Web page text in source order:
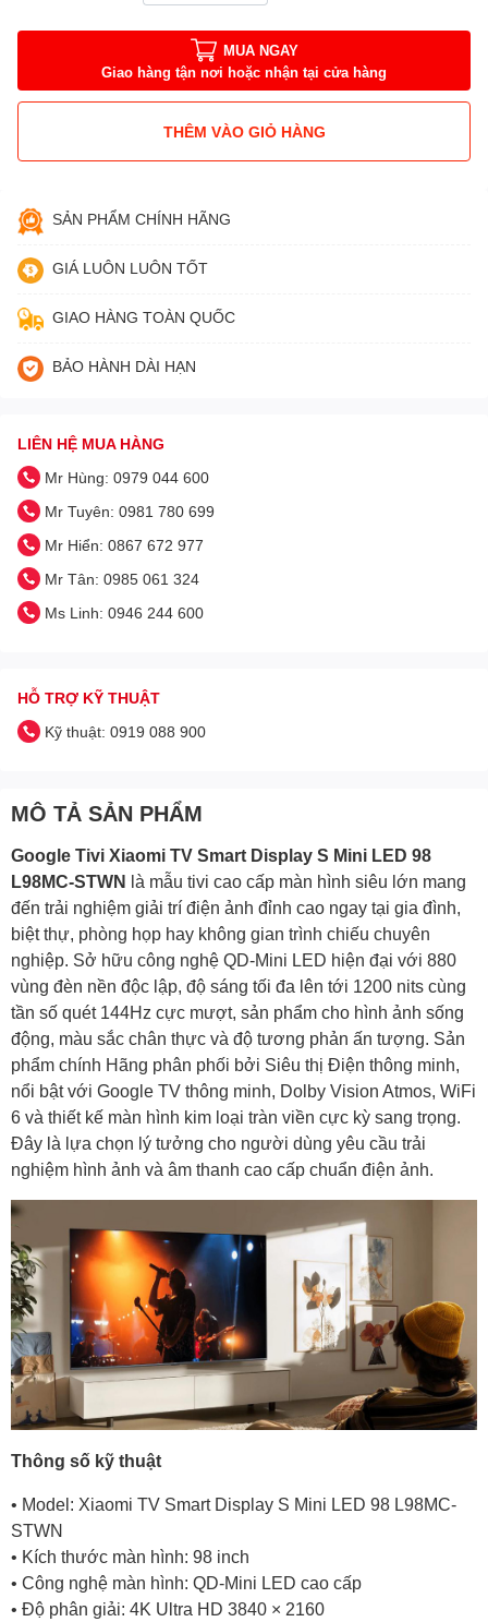
MUA NGAY
Giao hàng tận nơi hoặc nhận tại cửa hàng
THÊM VÀO GIỎ HÀNG
SẢN PHẨM CHÍNH HÃNG
GIÁ LUÔN LUÔN TỐT
GIAO HÀNG TOÀN QUỐC
BẢO HÀNH DÀI HẠN
LIÊN HỆ MUA HÀNG
Mr Hùng: 0979 044 600
Mr Tuyên: 0981 780 699
Mr Hiển: 0867 672 977
Mr Tân: 0985 061 324
Ms Linh: 0946 244 600
HỖ TRỢ KỸ THUẬT
Kỹ thuật: 0919 088 900
MÔ TẢ SẢN PHẨM
Google Tivi Xiaomi TV Smart Display S Mini LED 98
L98MC-STWN là mẫu tivi cao cấp màn hình siêu lớn mang
đến trải nghiệm giải trí điện ảnh đỉnh cao ngay tại gia đình,
biệt thự, phòng họp hay không gian trình chiếu chuyên
nghiệp. Sở hữu công nghệ QD-Mini LED hiện đại với 880
vùng đèn nền độc lập, độ sáng tối đa lên tới 1200 nits cùng
tần số quét 144Hz cực mượt, sản phẩm cho hình ảnh sống
động, màu sắc chân thực và độ tương phản ấn tượng. Sản
phẩm chính Hãng phân phối bởi Siêu thị Điện thông minh,
nổi bật với Google TV thông minh, Dolby Vision Atmos, WiFi
6 và thiết kế màn hình kim loại tràn viền cực kỳ sang trọng.
Đây là lựa chọn lý tưởng cho người dùng yêu cầu trải
nghiệm hình ảnh và âm thanh cao cấp chuẩn điện ảnh.
Thông số kỹ thuật
• Model: Xiaomi TV Smart Display S Mini LED 98 L98MC-
STWN
• Kích thước màn hình: 98 inch
• Công nghệ màn hình: QD-Mini LED cao cấp
• Độ phân giải: 4K Ultra HD 3840 × 2160